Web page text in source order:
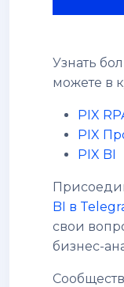
Узнать
можете в
PIX
PIX
PIX BI
BI в
свои
бизнес-